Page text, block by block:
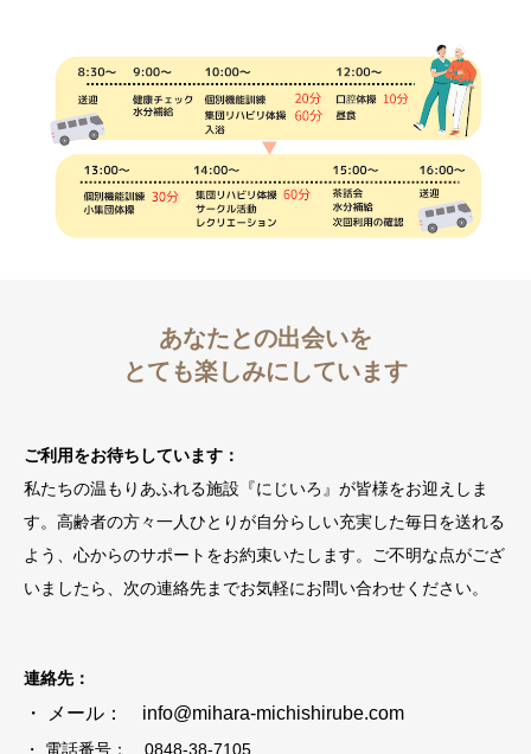
あなたとの出会いを
とても楽しみにしています
ご利用をお待ちしています：
私たちの温もりあふれる施設『にじいろ』が皆様をお迎えしま
す。高齢者の方々一人ひとりが自分らしい充実した毎日を送れる
よう、心からのサポートをお約束いたします。ご不明な点がござ
いましたら、次の連絡先までお気軽にお問い合わせください。
連絡先：
・ メール： info@mihara-michishirube.com
・ 電話番号： 0848-38-7105